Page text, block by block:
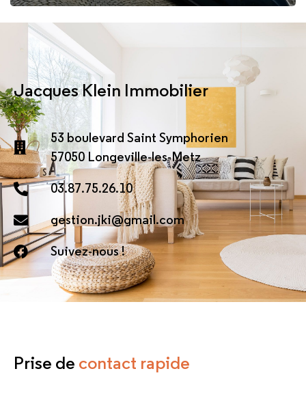
Jacques Klein Immobilier
53 boulevard Saint Symphorien
57050 Longeville-les-Metz
03.87.75.26.10
gestion.jki@gmail.com
Suivez-nous !
Prise de contact rapide